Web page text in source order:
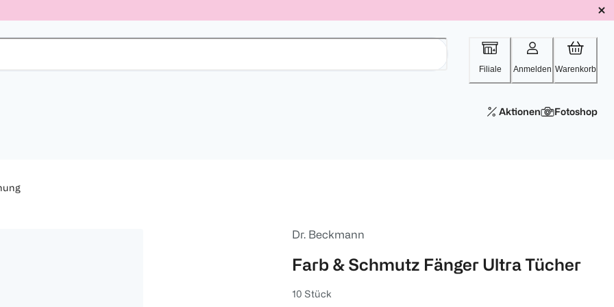
Filiale Anmelden Warenkorb
Aktionen Fotoshop
Dr. Beckmann
Farb & Schmutz Fänger Ultra Tücher
10 Stück